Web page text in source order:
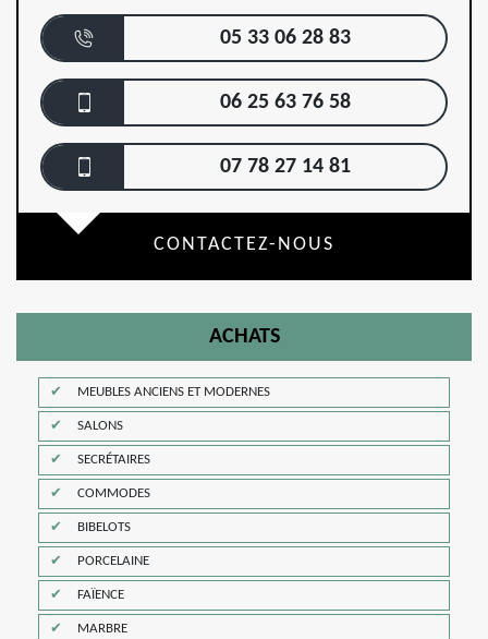
05 33 06 28 83
06 25 63 76 58
07 78 27 14 81
CONTACTEZ-NOUS
ACHATS
MEUBLES ANCIENS ET MODERNES
SALONS
SECRÉTAIRES
COMMODES
BIBELOTS
PORCELAINE
FAÏENCE
MARBRE